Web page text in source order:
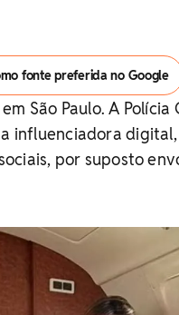
fonte preferida no Google
São Paulo. A Polícia
influenciadora digital,
por suposto